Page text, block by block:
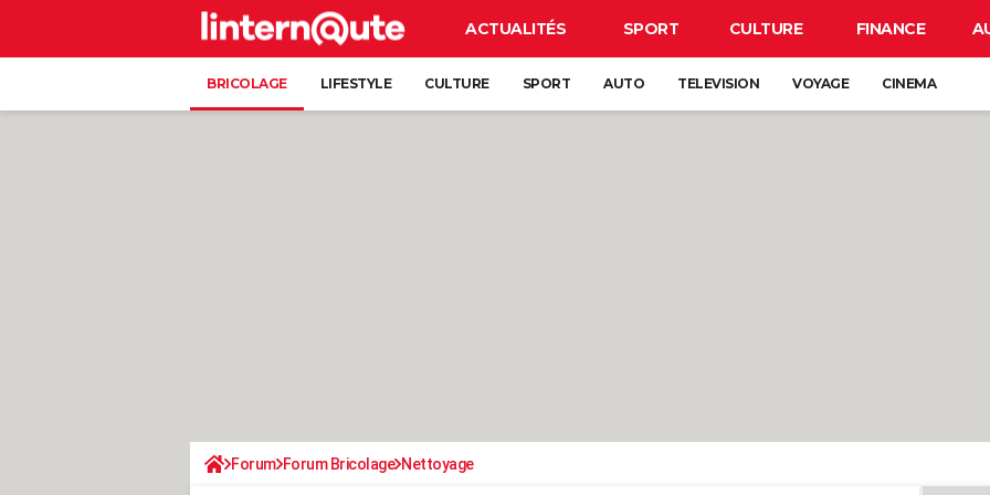
ACTUALITÉS SPORT CULTURE FINANCE
BRICOLAGE LIFESTYLE CULTURE SPORT AUTO TELEVISION VOYAGE CINEMA
Forum Forum Bricolage Nettoyage